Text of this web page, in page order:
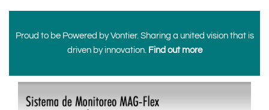
Mexico
Español
Middle East and Africa
India
Asia Pacific
Proud to be Powered by Vontier. Sharing a united vision that is
driven by innovation. Find out more